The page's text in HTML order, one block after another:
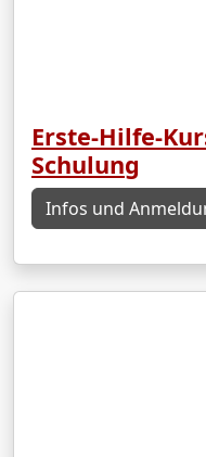
Erste-Hilfe-
Schulung
Infos und